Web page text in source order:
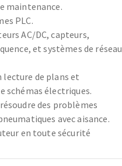
maintenance.
PLC.
AC/DC, capteurs,
et systèmes de réseau
lecture de plans et
schémas électriques.
des problèmes
avec aisance.
en toute sécurité